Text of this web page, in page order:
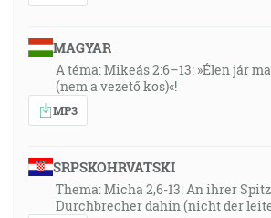
MAGYAR
A téma: Mikeás 2:6–13: »Élen jár
(nem a vezető kos)«!
MP3
SRPSKOHRVATSKI
Thema: Micha 2,6-13: An ihrer
Durchbrecher dahin (nicht der